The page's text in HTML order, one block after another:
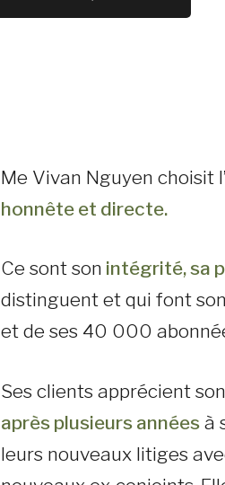
Me Vivan Nguyen choisit
honnête et directe.
Ce sont son intégrité, sa
distinguent et qui font son
et de ses 40 000
Ses clients apprécient son
après plusieurs annéesà
leurs nouveaux litiges